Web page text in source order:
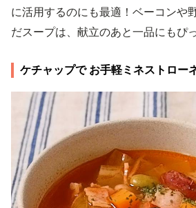
に活用するのにも最適！ベーコンや
だスープは、献立のあと一品にもぴ
ケチャップで お手軽ミネストロー